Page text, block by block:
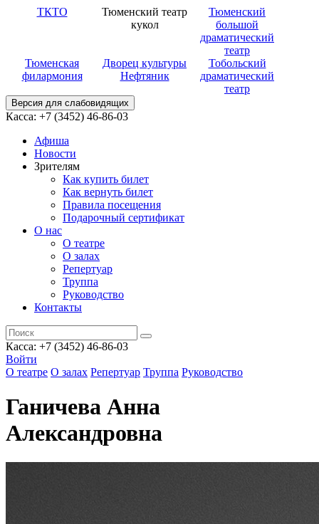
ТКТО
Тюменский театр
кукол
Тюменский
большой
драматический
театр
Тюменская
филармония
Дворец культуры
Нефтяник
Тобольский
драматический
театр
Версия для слабовидящих
Касса: +7 (3452) 46-86-03
Афиша
Новости
Зрителям
Как купить билет
Как вернуть билет
Правила посещения
Подарочный сертификат
О нас
О театре
О залах
Репертуар
Труппа
Руководство
Контакты
Касса: +7 (3452) 46-86-03
Войти
О театре О залах Репертуар Труппа Руководство
Ганичева Анна
Александровна